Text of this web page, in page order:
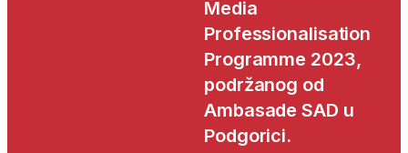
Media
Professionalisation
Programme 2023,
podržanog od
Ambasade SAD u
Podgorici.